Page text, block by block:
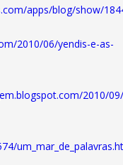
apps/blog/show/
2010/06/yendis-e-as-
2010/